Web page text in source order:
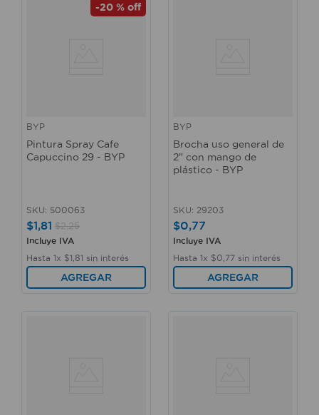
-20 % off
BYP
Pintura Spray Cafe
Capuccino 29 - BYP
SKU: 500063
$1,81 $2,25
Incluye IVA
Hasta 1x $1 81 sin interés
AGREGAR
BYP
Brocha uso general de
2" con mango de
plástico - BYP
SKU: 29203
$0,77
Incluye IVA
Hasta 1x $0 77 sin interés
AGREGAR